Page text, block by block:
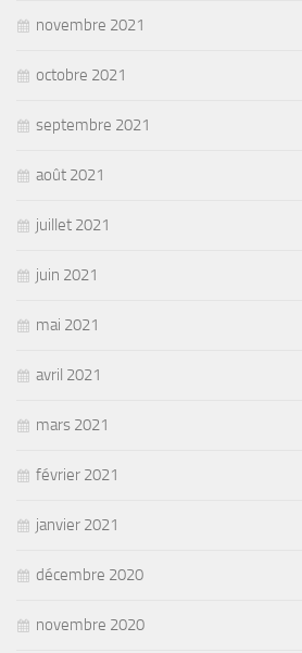
novembre 2021
octobre 2021
septembre 2021
août 2021
juillet 2021
juin 2021
mai 2021
avril 2021
mars 2021
février 2021
janvier 2021
décembre 2020
novembre 2020